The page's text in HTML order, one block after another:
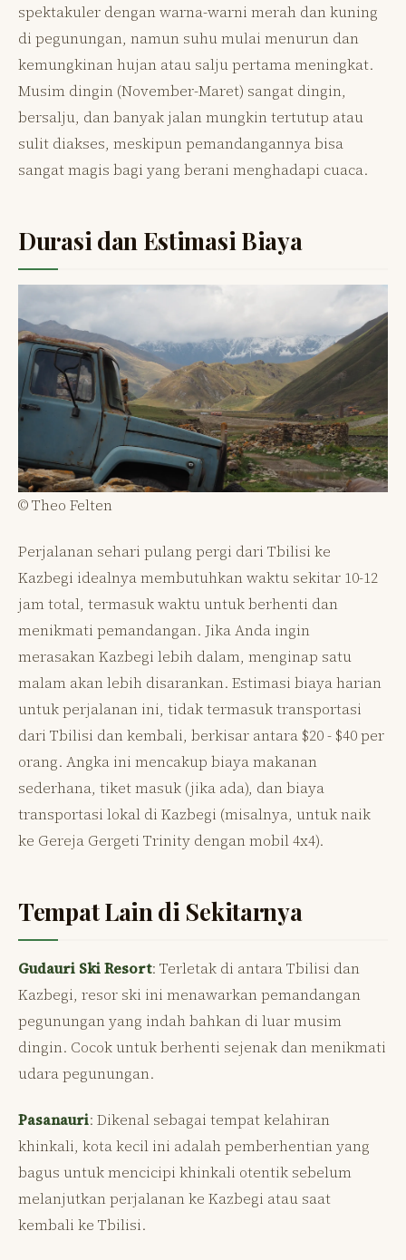
spektakuler dengan warna-warni merah dan kuning
di pegunungan, namun suhu mulai menurun dan
kemungkinan hujan atau salju pertama meningkat.
Musim dingin (November-Maret) sangat dingin,
bersalju, dan banyak jalan mungkin tertutup atau
sulit diakses, meskipun pemandangannya bisa
sangat magis bagi yang berani menghadapi cuaca.
Durasi dan Estimasi Biaya
© Theo Felten
Perjalanan sehari pulang pergi dari Tbilisi ke
Kazbegi idealnya membutuhkan waktu sekitar 10-12
jam total, termasuk waktu untuk berhenti dan
menikmati pemandangan. Jika Anda ingin
merasakan Kazbegi lebih dalam, menginap satu
malam akan lebih disarankan. Estimasi biaya harian
untuk perjalanan ini, tidak termasuk transportasi
dari Tbilisi dan kembali, berkisar antara $20 - $40 per
orang. Angka ini mencakup biaya makanan
sederhana, tiket masuk (jika ada), dan biaya
transportasi lokal di Kazbegi (misalnya, untuk naik
ke Gereja Gergeti Trinity dengan mobil 4x4).
Tempat Lain di Sekitarnya
Gudauri Ski Resort: Terletak di antara Tbilisi dan
Kazbegi, resor ski ini menawarkan pemandangan
pegunungan yang indah bahkan di luar musim
dingin. Cocok untuk berhenti sejenak dan menikmati
udara pegunungan.
Pasanauri: Dikenal sebagai tempat kelahiran
khinkali, kota kecil ini adalah pemberhentian yang
bagus untuk mencicipi khinkali otentik sebelum
melanjutkan perjalanan ke Kazbegi atau saat
kembali ke Tbilisi.